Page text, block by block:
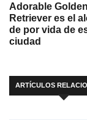
Adorable Golden
Retriever es el
de por vida de
ciudad
ARTÍCULOS